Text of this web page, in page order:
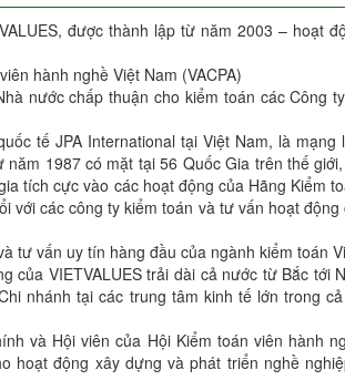
được thành lập từ năm 2003 – hoạt
hành nghề Việt Nam (VACPA)
nước chấp thuận cho kiểm toán các Công
tế JPA International tại Việt Nam, là
1987 có mặt tại 56 Quốc Gia trên thế
tích cực vào các hoạt động của Hãng Kiểm
với các công ty kiểm toán và tư vấn hoạt
tư vấn uy tín hàng đầu của ngành kiểm toán
VIETVALUES trải dài cả nước từ Bắc tới
nhánh tại các trung tâm kinh tế lớn trong
và Hội viên của Hội Kiểm toán viên hành
hoạt động xây dựng và phát triển nghề